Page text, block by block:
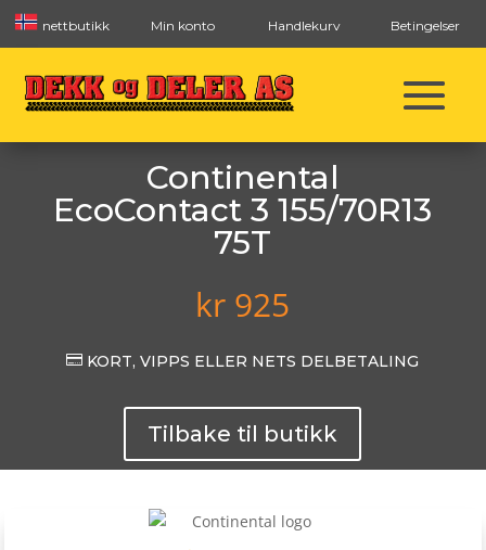
nettbutikk Min konto Handlekurv Betingelser
Continental
EcoContact 3 155/70R13
75T
kr 925
 KORT, VIPPS ELLER NETS DELBETALING
Tilbake til butikk